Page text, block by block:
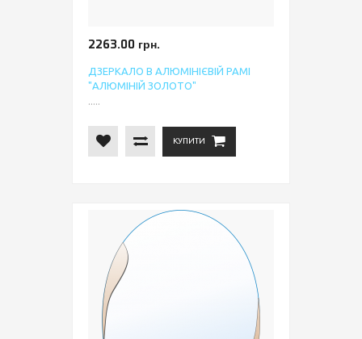
2263.00 грн.
ДЗЕРКАЛО В АЛЮМІНІЄВІЙ РАМІ
"АЛЮМІНІЙ ЗОЛОТО"
.....
КУПИТИ